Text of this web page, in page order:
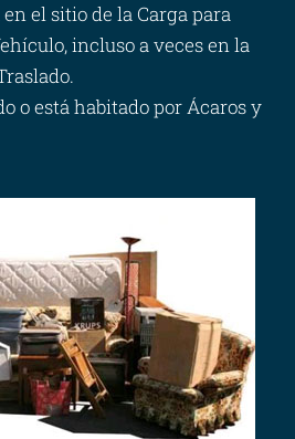
el sitio de la Carga para
incluso a veces en la
o está habitado por Ácaros y